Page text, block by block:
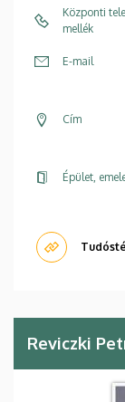
Központi
mellék
E-mail
Cím
Épület,
Reviczki